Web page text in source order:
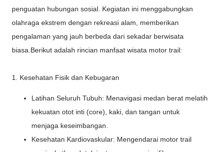
penguatan hubungan sosial. Kegiatan ini menggabungkan
olahraga ekstrem dengan rekreasi alam, memberikan
pengalaman yang jauh berbeda dari sekadar berwisata
biasa.Berikut adalah rincian manfaat wisata motor trail:
1. Kesehatan Fisik dan Kebugaran
Latihan Seluruh Tubuh: Menavigasi medan berat melatih
kekuatan otot inti (core), kaki, dan tangan untuk
menjaga keseimbangan.
Kesehatan Kardiovaskular: Mengendarai motor trail